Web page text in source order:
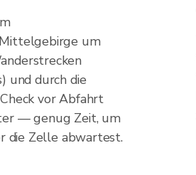
um
und durch die
vor Abfahrt
— genug Zeit, um
die Zelle abwartest.